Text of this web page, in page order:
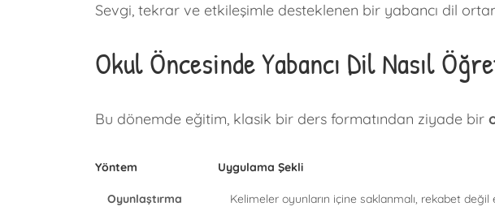
Sevgi, tekrar ve etkileşimle desteklenen bir yabancı dil
Okul Öncesinde Yabancı Dil Nasıl
Bu dönemde eğitim, klasik bir ders formatından ziyade bir
Yöntem Uygulama Şekli
Oyunlaştırma Kelimeler oyunların içine saklanmalı, rekabet değil